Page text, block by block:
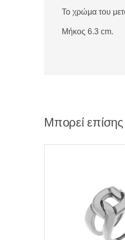
Το χρώμα του
Μήκος 6.3 cm.
Μπορεί